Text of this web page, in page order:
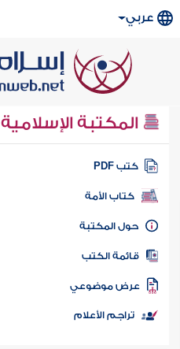
عربي
المكتبة الإسلامية
كتب PDF
كتاب الأمة
المكتبة
الكتب
موضوعي